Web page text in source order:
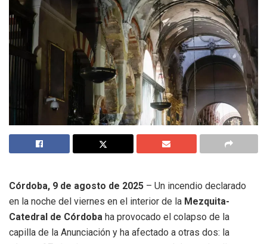
Córdoba, 9 de agosto de 2025 – Un incendio declarado
en la noche del viernes en el interior de la Mezquita-
Catedral de Córdoba ha provocado el colapso de la
capilla de la Anunciación y ha afectado a otras dos: la